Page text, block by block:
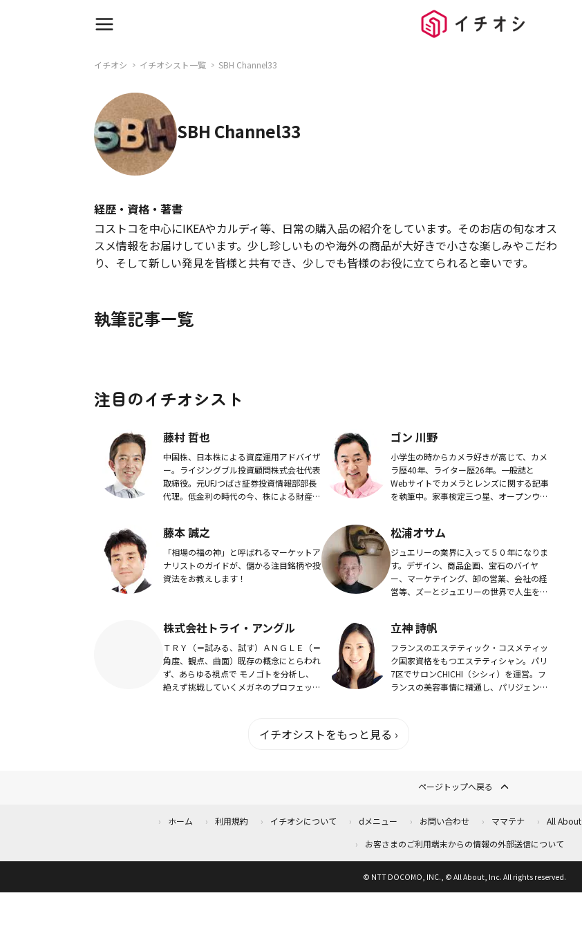
イチオシ イチオシスト一覧 SBH Channel33
SBH Channel33
経歴・資格・著書
コストコを中心にIKEAやカルディ等、日常の購入品の紹介をしています。そのお店の旬なオス
スメ情報をお届けしています。少し珍しいものや海外の商品が大好きで小さな楽しみやこだわ
り、そして新しい発見を皆様と共有でき、少しでも皆様のお役に立てられると幸いです。
執筆記事一覧
注目のイチオシスト
藤村 哲也
中国株、日本株による資産運用アドバイザ
ー。ライジングブル投資顧問株式会社代表
取締役。元UFJつばさ証券投資情報部部長
代理。低金利の時代の今、株による財産形
ゴン 川野
小学生の時からカメラ好きが高じて、カメ
ラ歴40年、ライター歴26年。一般誌と
Webサイトでカメラとレンズに関する記事
を執筆中。家事検定三つ星、オープンウォ
ジタルカメ...
藤本 誠之
「相場の福の神」と呼ばれるマーケットア
ナリストのガイドが、儲かる注目銘柄や投
資法をお教えします！
松浦オサム
ジュエリーの業界に入って５０年になりま
す。デザイン、商品企画、宝石のバイヤ
ー、マーケテイング、卸の営業、会社の経
営等、ズーとジュエリーの世界で人生を送
してきました。...
株式会社トライ・アングル
ＴＲＹ（＝試みる、試す）ＡＮＧＬＥ（＝
角度、観点、曲面）既存の概念にとらわれ
ず、あらゆる視点で モノゴトを分析し、
絶えず挑戦していくメガネのプロフェッシ
立神 詩帆
フランスのエステティック・コスメティッ
ク国家資格をもつエステティシャン。パリ
7区でサロンCHICHI（シシィ）を運営。フ
ランスの美容事情に精通し、パリジェンヌ
イチオシストをもっと見る ›
ページトップへ戻る
ホーム 利用規約 イチオシについて dメニュー お問い合わせ ママテナ All About
お客さまのご利用端末からの情報の外部送信について
© NTT DOCOMO, INC., © All About, Inc. All rights reserved.